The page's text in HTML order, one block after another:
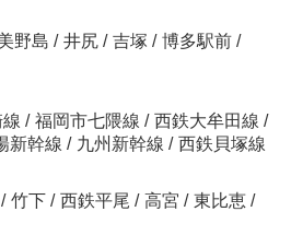
野島 / 井尻 / 吉塚 / 博多駅前 /
/ 福岡市七隈線 / 西鉄大牟田線 /
新幹線 / 九州新幹線 / 西鉄貝塚線
/ 竹下 / 西鉄平尾 / 高宮 / 東比恵 /